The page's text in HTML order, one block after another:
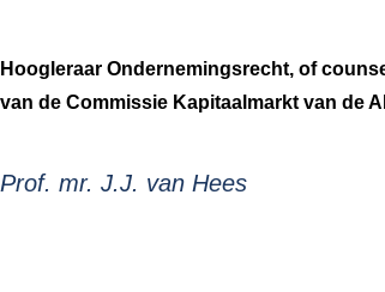
Hoogleraar Ondernemingsrecht, of
van de Commissie Kapitaalmarkt van de
Prof. mr. J.J. van Hees